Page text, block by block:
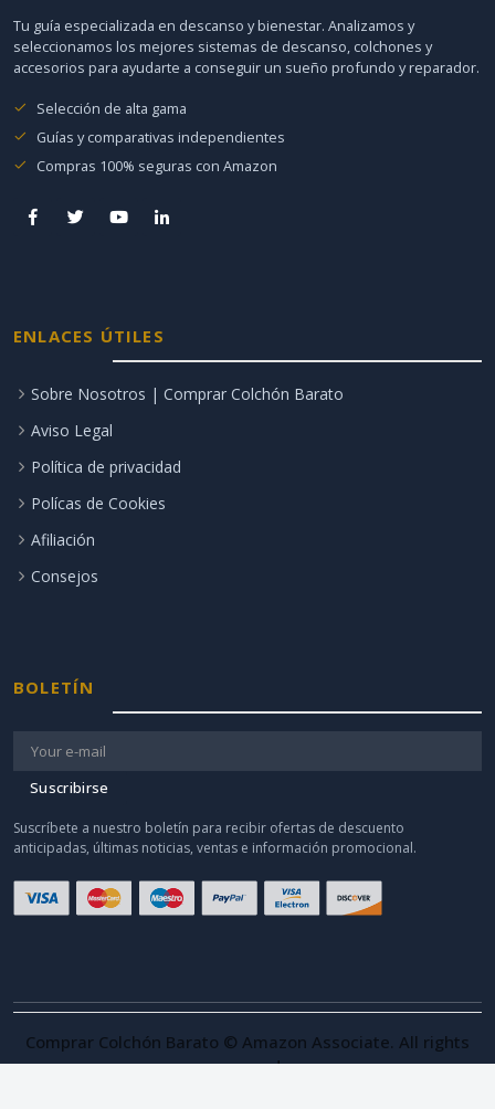
Tu guía especializada en descanso y bienestar. Analizamos y
seleccionamos los mejores sistemas de descanso, colchones y
accesorios para ayudarte a conseguir un sueño profundo y reparador.
Selección de alta gama
Guías y comparativas independientes
Compras 100% seguras con Amazon
ENLACES ÚTILES
Sobre Nosotros | Comprar Colchón Barato
Aviso Legal
Política de privacidad
Polícas de Cookies
Afiliación
Consejos
BOLETÍN
Suscribirse
Suscríbete a nuestro boletín para recibir ofertas de descuento
anticipadas, últimas noticias, ventas e información promocional.
Comprar Colchón Barato © Amazon Associate. All rights
reserved.